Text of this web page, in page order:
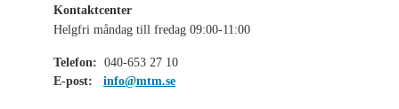
Kontaktcenter
Helgfri måndag till fredag 09:00-11:00
Telefon: 040-653 27 10
E-post:
info@mtm.se